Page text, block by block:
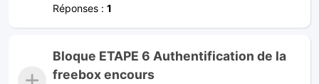
Réponses : 1
Bloque ETAPE 6 Authentification de la
freebox encours